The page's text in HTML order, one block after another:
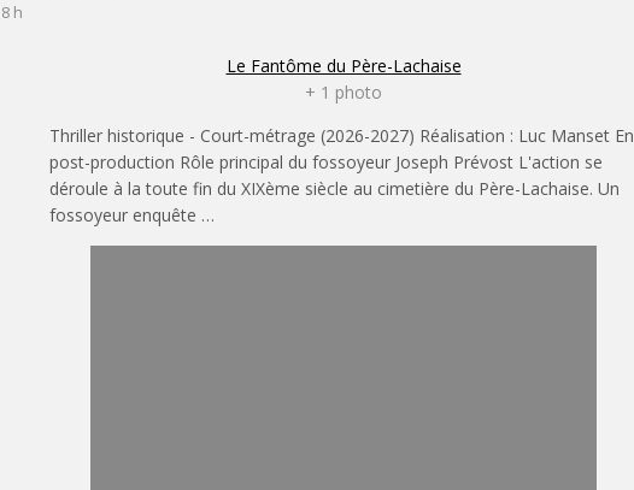
8 h
Le Fantôme du Père-Lachaise
+ 1 photo
Thriller historique - Court-métrage (2026-2027) Réalisation : Luc Manset En
post-production Rôle principal du fossoyeur Joseph Prévost L'action se
déroule à la toute fin du XIXème siècle au cimetière du Père-Lachaise. Un
fossoyeur enquête …